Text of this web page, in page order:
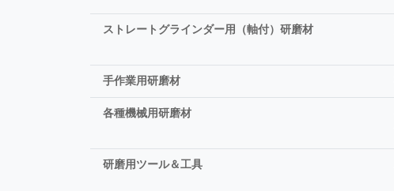
ストレートグラインダー用（軸付）研磨材
手作業用研磨材
各種機械用研磨材
研磨用ツール＆工具